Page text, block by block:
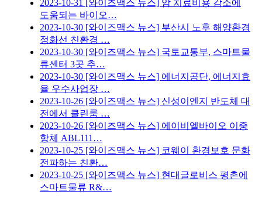
2023-10-31 [와이즈맥스 뉴스] 암 치료비용 감소에
도움되는 바이오…
2023-10-30 [와이즈맥스 뉴스] 부산시 노후 해양환경
정화선 친환경 …
2023-10-30 [와이즈맥스 뉴스] 국토교통부, 스마트물
류센터 3곳 추…
2023-10-30 [와이즈맥스 뉴스] 에너지공단, 에너지효
율 우수사업장 …
2023-10-26 [와이즈맥스 뉴스] 신성이엔지 반도체 대
전에서 클린룸 …
2023-10-26 [와이즈맥스 뉴스] 에이비엘바이오 이중
항체 ABL111…
2023-10-25 [와이즈맥스 뉴스] 코웨이 환경보호 문화
전파하는 친환…
2023-10-25 [와이즈맥스 뉴스] 현대글로비스 평촌에
스마트물류 R&…